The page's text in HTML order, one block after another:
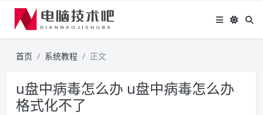
首页 系统教程 正文
u盘中病毒怎么办 u盘中病毒怎么办
格式化不了